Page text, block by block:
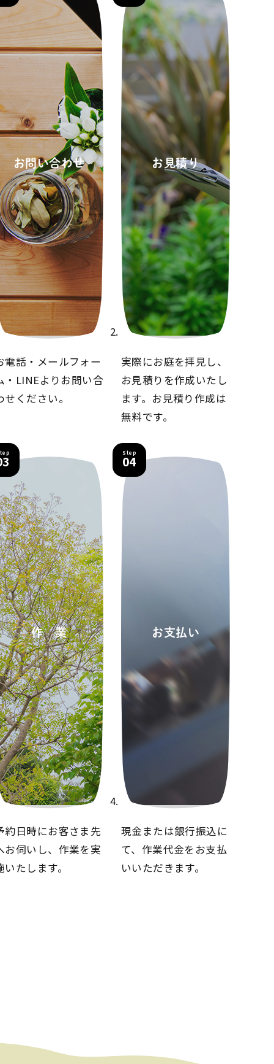
お問い合わせ
電話・メールフォー
・LINEよりお問い合
せください。
お見積り
実際にお庭を拝見し、
お見積りを作成いたし
ます。 お見積り作成は
無料です。
作業
約日時にお客さま先
お伺いし、 作業を実
いたします。
Step
04
お支払い
現金または銀行振込に
て、 作業代金をお支払
いいただきます。